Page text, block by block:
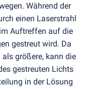
Während der
einen Laserstrahl
Auftreffen auf die
gestreut wird. Da
größere, kann die
gestreuten Lichts
in der Lösung